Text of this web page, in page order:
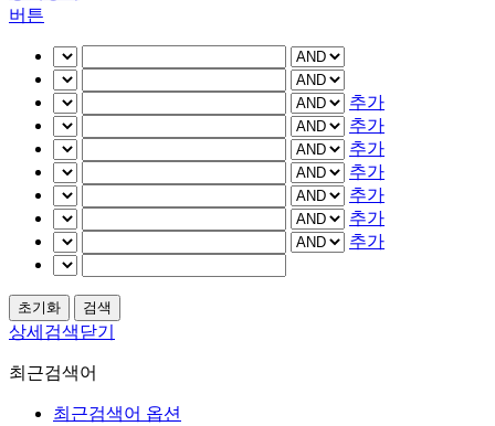
버튼
추가
추가
추가
추가
추가
추가
추가
상세검색닫기
최근검색어
최근검색어 옵션